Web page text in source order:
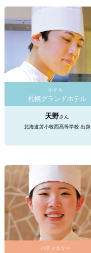
ホテル
札幌グランドホテル
天野さん
北海道苫小牧西高等学校 出身
パティスリー